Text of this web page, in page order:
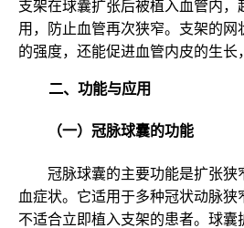
支架在球囊扩张后被植入血管内，
用，防止血管再次狭窄。支架的网
的强度，还能促进血管内皮的生长
二、功能与应用
（一）冠脉球囊的功能
冠脉球囊的主要功能是扩张狭
血症状。它适用于多种冠状动脉
不适合立即植入支架的患者。球囊